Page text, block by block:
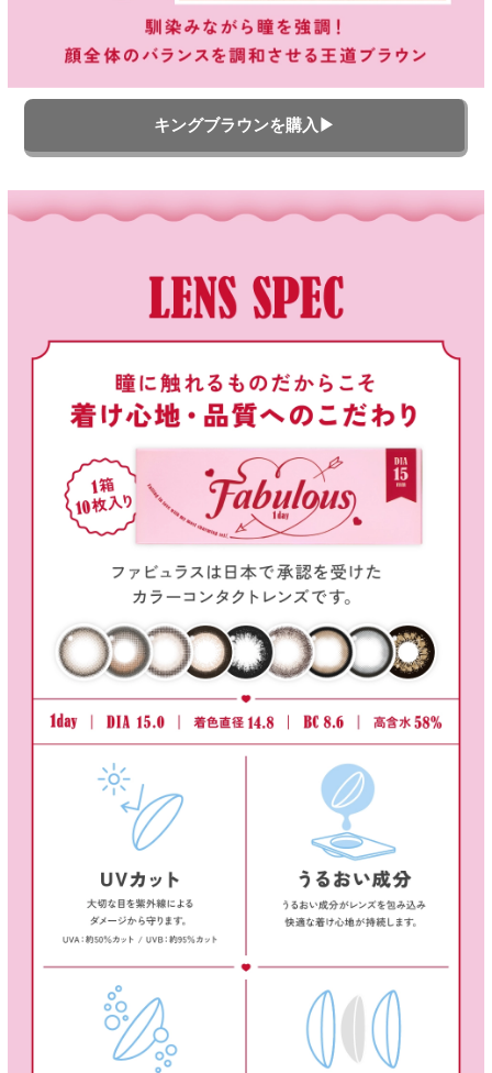
キングブラウンを購入▶